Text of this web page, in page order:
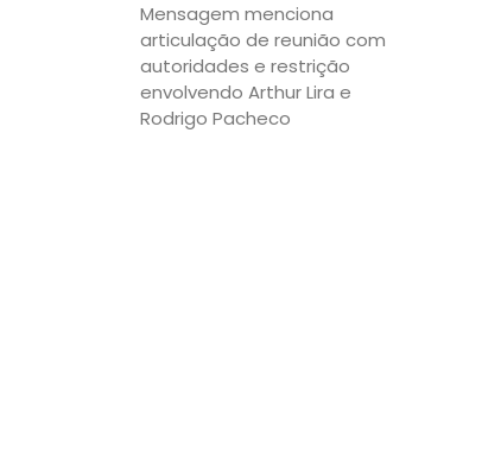
Mensagem menciona
articulação de reunião com
autoridades e restrição
envolvendo Arthur Lira e
Rodrigo Pacheco